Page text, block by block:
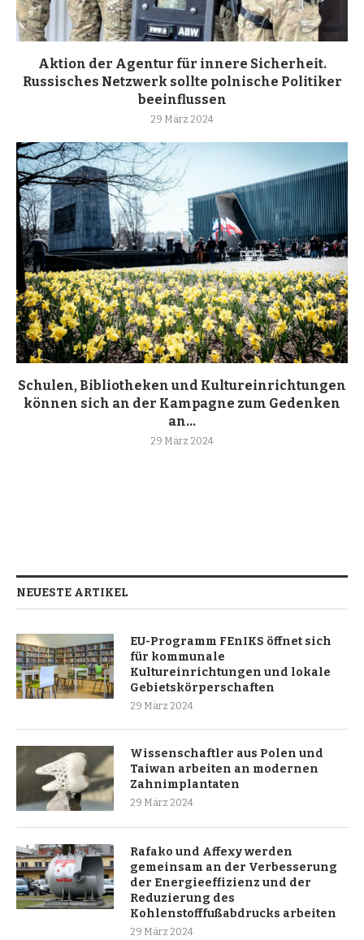
Aktion der Agentur für innere Sicherheit.
Russisches Netzwerk sollte polnische Politiker
beeinflussen
29 März 2024
Schulen, Bibliotheken und Kultureinrichtungen
können sich an der Kampagne zum Gedenken
an...
29 März 2024
NEUESTE ARTIKEL
EU-Programm FEnIKS öffnet sich
für kommunale
Kultureinrichtungen und lokale
Gebietskörperschaften
29 März 2024
Wissenschaftler aus Polen und
Taiwan arbeiten an modernen
Zahnimplantaten
29 März 2024
Rafako und Affexy werden
gemeinsam an der Verbesserung
der Energieeffizienz und der
Reduzierung des
Kohlenstofffußabdrucks arbeiten
29 März 2024